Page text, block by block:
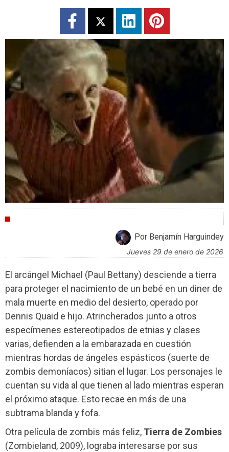
Por Benjamín Harguindey
jueves 29 de enero de 2026
El arcángel Michael (Paul Bettany) desciende a tierra
para proteger el nacimiento de un bebé en un diner de
mala muerte en medio del desierto, operado por
Dennis Quaid e hijo. Atrincherados junto a otros
especímenes estereotipados de etnias y clases
varias, defienden a la embarazada en cuestión
mientras hordas de ángeles espásticos (suerte de
zombis demoníacos) sitian el lugar. Los personajes le
cuentan su vida al que tienen al lado mientras esperan
el próximo ataque. Esto recae en más de una
subtrama blanda y fofa.
Otra película de zombis más feliz, Tierra de Zombies
(Zombieland, 2009), lograba interesarse por sus